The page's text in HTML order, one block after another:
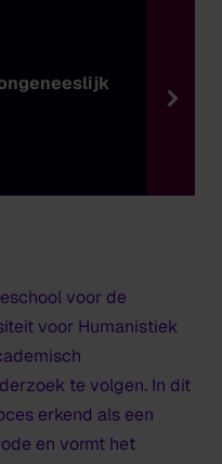
voor de
voor Humanistiek
te volgen. In dit
erkend als een
en vormt het